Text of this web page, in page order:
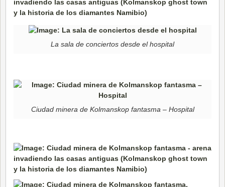
La sala de conciertos desde el hospital
Ciudad minera de Kolmanskop fantasma – Hospital